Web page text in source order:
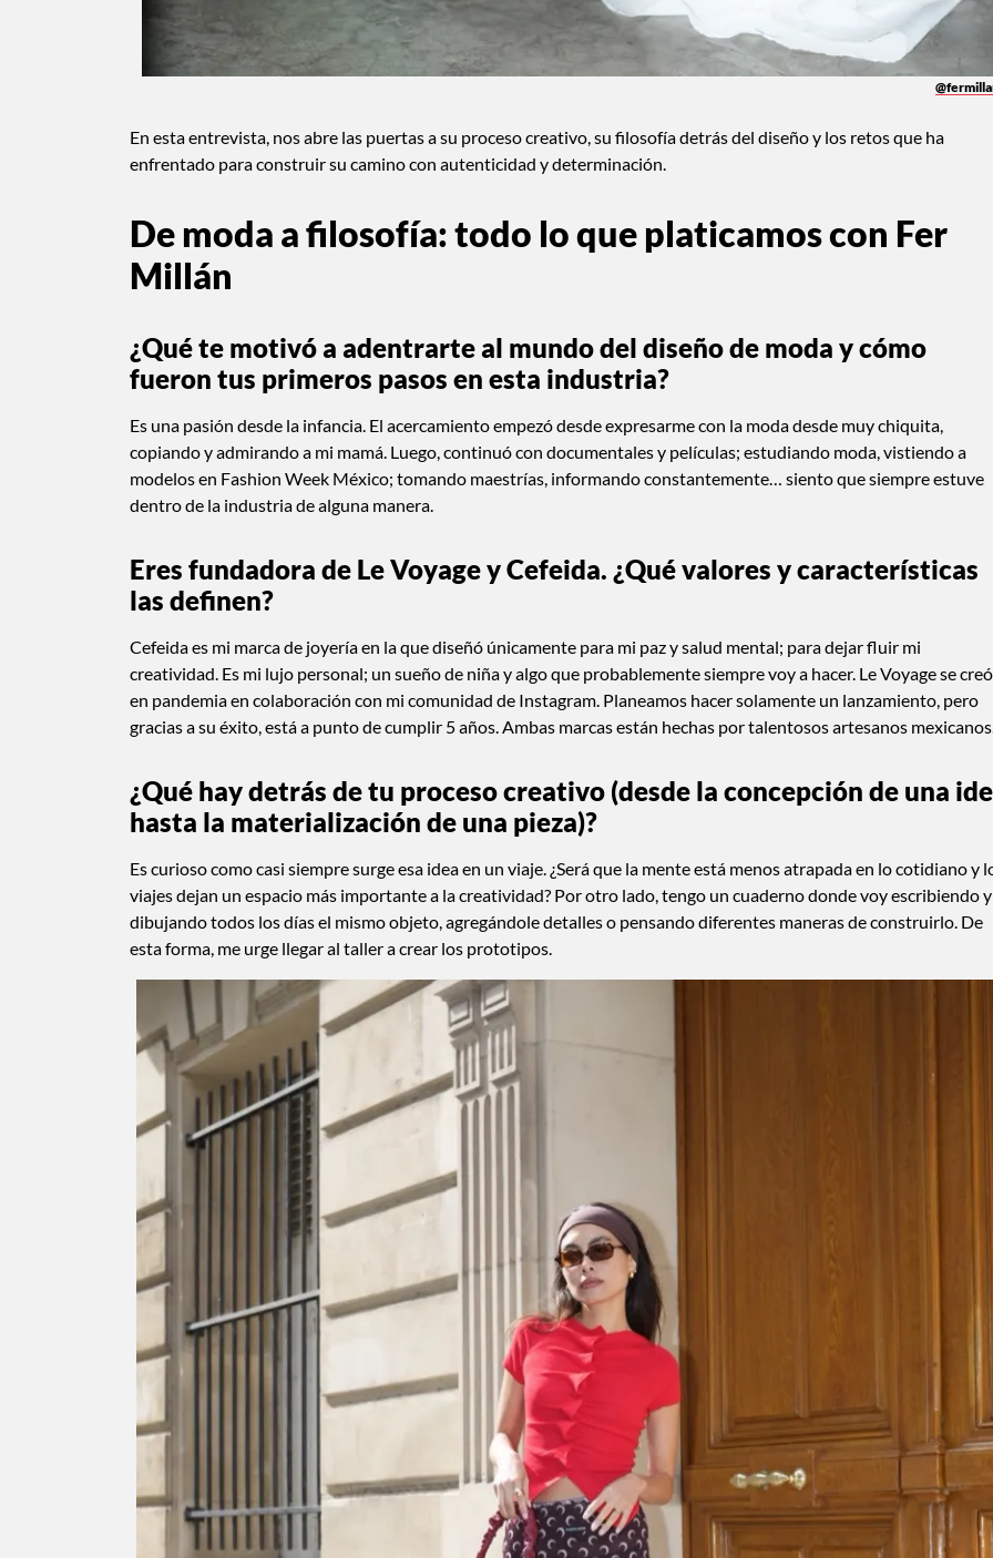
En esta entrevista, nos abre las puertas a su proceso creativo, su filosofía detrás del diseño y los retos que ha
enfrentado para construir su camino con autenticidad y determinación.
De moda a filosofía: todo lo que platicamos con Fer
Millán
¿Qué te motivó a adentrarte al mundo del diseño de moda y cómo
fueron tus primeros pasos en esta industria?
Es una pasión desde la infancia. El acercamiento empezó desde expresarme con la moda desde muy chiquita,
copiando y admirando a mi mamá. Luego, continuó con documentales y películas; estudiando moda, vistiendo a
modelos en Fashion Week México; tomando maestrías, informando constantemente… siento que siempre estuve
dentro de la industria de alguna manera.
Eres fundadora de Le Voyage y Cefeida. ¿Qué valores y características
las definen?
Cefeida es mi marca de joyería en la que diseñó únicamente para mi paz y salud mental; para dejar fluir mi
creatividad. Es mi lujo personal; un sueño de niña y algo que probablemente siempre voy a hacer. Le Voyage se creó
en pandemia en colaboración con mi comunidad de Instagram. Planeamos hacer solamente un lanzamiento, pero
gracias a su éxito, está a punto de cumplir 5 años. Ambas marcas están hechas por talentosos artesanos
¿Qué hay detrás de tu proceso creativo (desde la concepción de una
hasta la materialización de una pieza)?
Es curioso como casi siempre surge esa idea en un viaje. ¿Será que la mente está menos atrapada en lo cotidiano y
viajes dejan un espacio más importante a la creatividad? Por otro lado, tengo un cuaderno donde voy escribiendo y
dibujando todos los días el mismo objeto, agregándole detalles o pensando diferentes maneras de construirlo. De
esta forma, me urge llegar al taller a crear los prototipos.